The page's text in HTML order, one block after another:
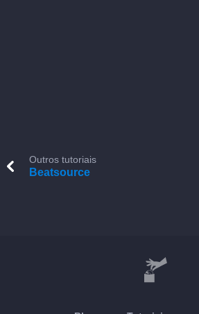
Outros tutoriais
Beatsource